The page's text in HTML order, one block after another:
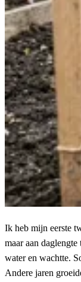
Ik heb mijn eerste
maar aan
water en wachtte.
Andere jaren